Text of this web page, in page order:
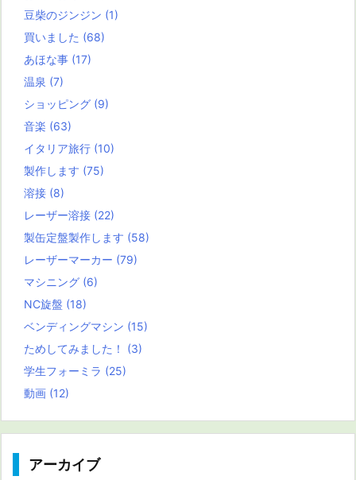
豆柴のジンジン (1)
買いました (68)
あほな事 (17)
温泉 (7)
ショッピング (9)
音楽 (63)
イタリア旅行 (10)
製作します (75)
溶接 (8)
レーザー溶接 (22)
製缶定盤製作します (58)
レーザーマーカー (79)
マシニング (6)
NC旋盤 (18)
ベンディングマシン (15)
ためしてみました！ (3)
学生フォーミラ (25)
動画 (12)
アーカイブ